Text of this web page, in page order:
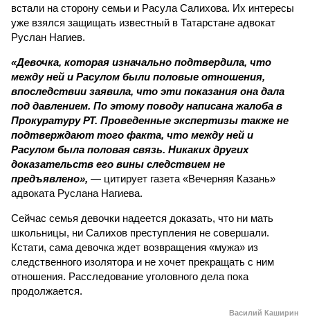
встали на сторону семьи и Расула Салихова. Их интересы
уже взялся защищать известный в Татарстане адвокат
Руслан Нагиев.
«Девочка, которая изначально подтвердила, что
между ней и Расулом были половые отношения,
впоследствии заявила, что эти показания она дала
под давлением. По этому поводу написана жалоба в
Прокуратуру РТ. Проведенные экспертизы также не
подтверждают того факта, что между ней и
Расулом была половая связь. Никаких других
доказательств его вины следствием не
предъявлено», — цитирует газета «Вечерняя Казань»
адвоката Руслана Нагиева.
Сейчас семья девочки надеется доказать, что ни мать
школьницы, ни Салихов преступления не совершали.
Кстати, сама девочка ждет возвращения «мужа» из
следственного изолятора и не хочет прекращать с ним
отношения. Расследование уголовного дела пока
продолжается.
Василий Каширин